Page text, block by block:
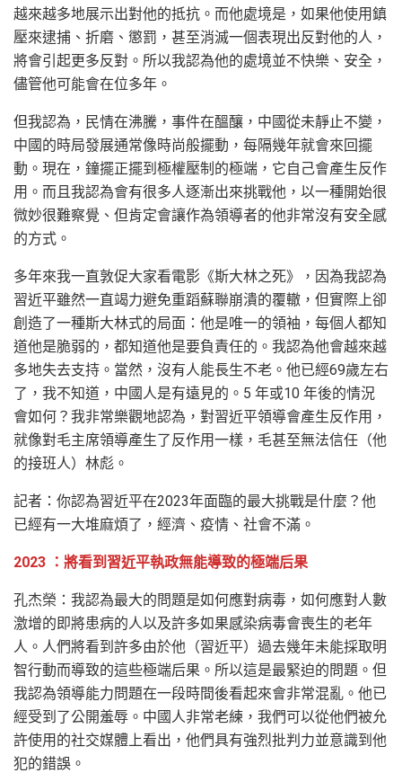
越來越多地展示出對他的抵抗。而他處境是，如果他使用鎮
壓來逮捕、折磨、懲罰，甚至消滅一個表現出反對他的人，
將會引起更多反對。所以我認為他的處境並不快樂、安全，
儘管他可能會在位多年。
但我認為，民情在沸騰，事件在醞釀，中國從未靜止不變，
中國的時局發展通常像時尚般擺動，每隔幾年就會來回擺
動。現在，鐘擺正擺到極權壓制的極端，它自己會產生反作
用。而且我認為會有很多人逐漸出來挑戰他，以一種開始很
微妙很難察覺、但肯定會讓作為領導者的他非常沒有安全感
的方式。
多年來我一直敦促大家看電影《斯大林之死》，因為我認為
習近平雖然一直竭力避免重蹈蘇聯崩潰的覆轍，但實際上卻
創造了一種斯大林式的局面：他是唯一的領袖，每個人都知
道他是脆弱的，都知道他是要負責任的。我認為他會越來越
多地失去支持。當然，沒有人能長生不老。他已經69歲左右
了，我不知道，中國人是有遠見的。5 年或10 年後的情況
會如何？我非常樂觀地認為，對習近平領導會產生反作用，
就像對毛主席領導產生了反作用一樣，毛甚至無法信任（他
的接班人）林彪。
記者：你認為習近平在2023年面臨的最大挑戰是什麼？他
已經有一大堆麻煩了，經濟、疫情、社會不滿。
2023 ：將看到習近平執政無能導致的極端后果
孔杰榮：我認為最大的問題是如何應對病毒，如何應對人數
激增的即將患病的人以及許多如果感染病毒會喪生的老年
人。人們將看到許多由於他（習近平）過去幾年未能採取明
智行動而導致的這些極端后果。所以這是最緊迫的問題。但
我認為領導能力問題在一段時間後看起來會非常混亂。他已
經受到了公開羞辱。中國人非常老練，我們可以從他們被允
許使用的社交媒體上看出，他們具有強烈批判力並意識到他
犯的錯誤。